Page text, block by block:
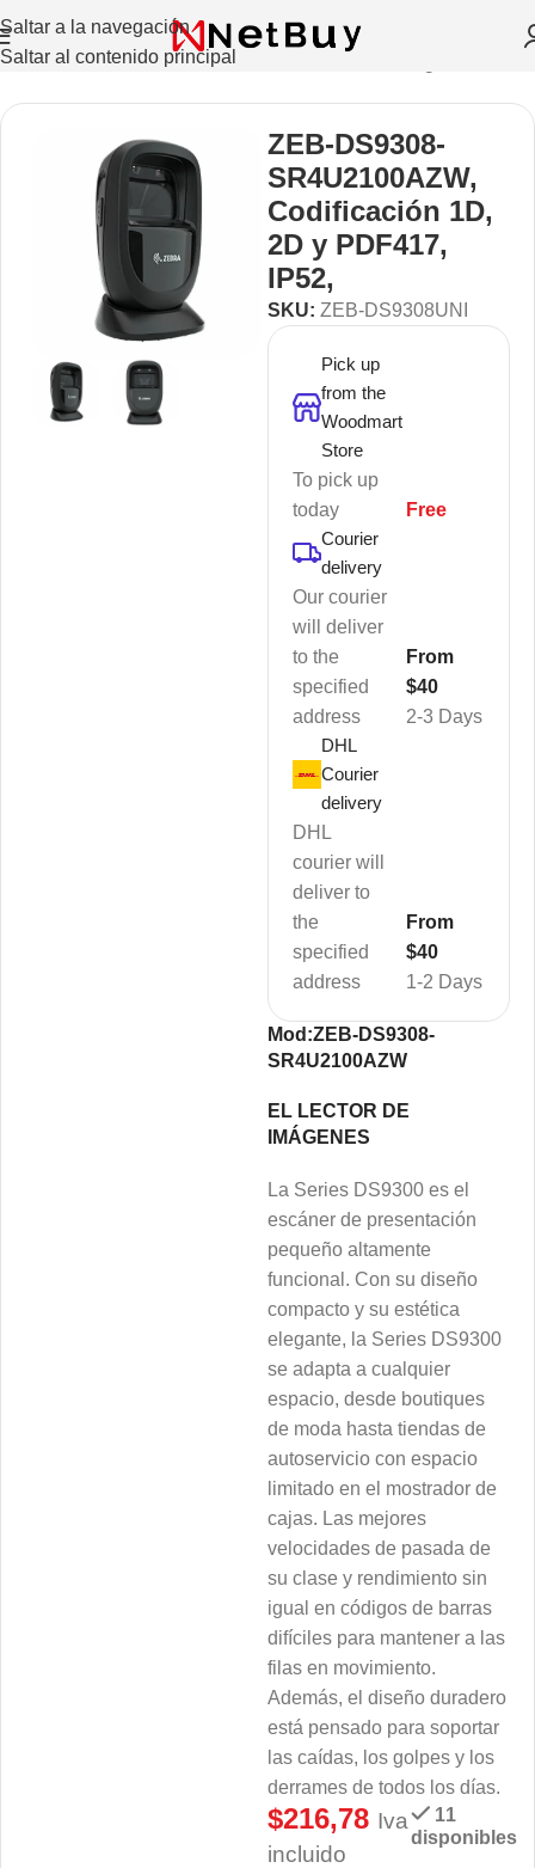
Saltar a la navegación
Saltar al contenido principal
/ Lectores/Manos libres, de mostrador de uso general
ZEB-DS9308-
SR4U2100AZW,
Codificación 1D,
2D y PDF417,
IP52,
SKU: ZEB-DS9308UNI
Pick up
from the
Woodmart
Store
To pick up
today
Free
Courier
delivery
Our courier
will deliver
to the
specified
address
2-3 Days
From
$40
DHL
Courier
delivery
DHL
courier will
deliver to
the
specified
address
1-2 Days
From
$40
Mod:ZEB-DS9308-
SR4U2100AZW
EL LECTOR DE
IMÁGENES
La Series DS9300 es el
escáner de presentación
pequeño altamente
funcional. Con su diseño
compacto y su estética
elegante, la Series DS9300
se adapta a cualquier
espacio, desde boutiques
de moda hasta tiendas de
autoservicio con espacio
limitado en el mostrador de
cajas. Las mejores
velocidades de pasada de
su clase y rendimiento sin
igual en códigos de barras
difíciles para mantener a las
filas en movimiento.
Además, el diseño duradero
está pensado para soportar
las caídas, los golpes y los
derrames de todos los días.
$216,78 Iva
incluido
11
disponibles